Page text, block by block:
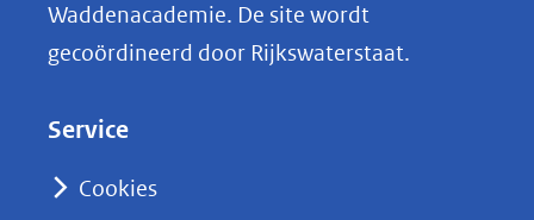
k
e
Waddenacademie. De site wordt
gecoördineerd door Rijkswaterstaat.
Service
Cookies